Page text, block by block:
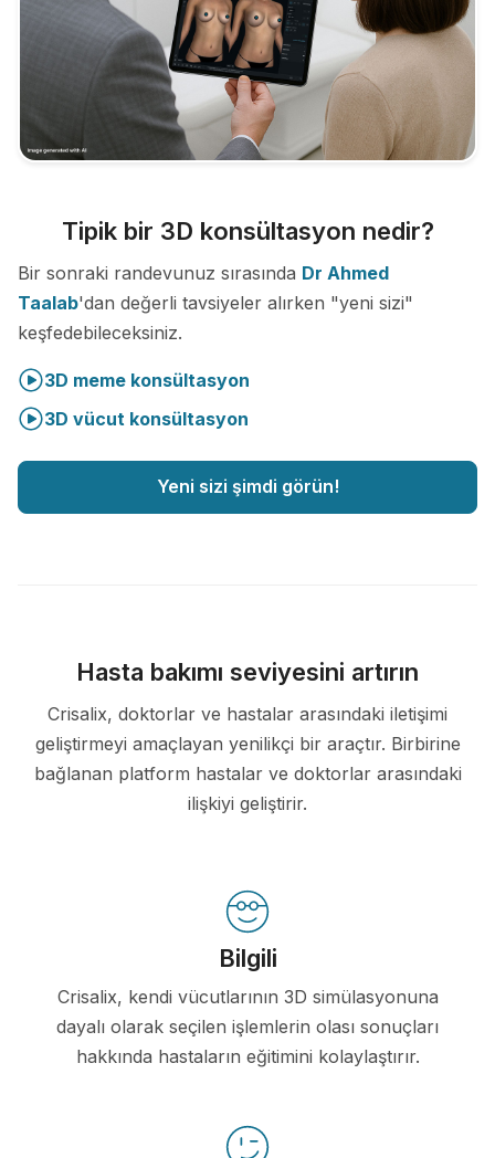
Tipik bir 3D konsültasyon nedir?
Bir sonraki randevunuz sırasında Dr Ahmed
Taalab'dan değerli tavsiyeler alırken "yeni sizi"
keşfedebileceksiniz.
3D meme konsültasyon
3D vücut konsültasyon
Yeni sizi şimdi görün!
Hasta bakımı seviyesini artırın
Crisalix, doktorlar ve hastalar arasındaki iletişimi
geliştirmeyi amaçlayan yenilikçi bir araçtır. Birbirine
bağlanan platform hastalar ve doktorlar arasındaki
ilişkiyi geliştirir.
Bilgili
Crisalix, kendi vücutlarının 3D simülasyonuna
dayalı olarak seçilen işlemlerin olası sonuçları
hakkında hastaların eğitimini kolaylaştırır.